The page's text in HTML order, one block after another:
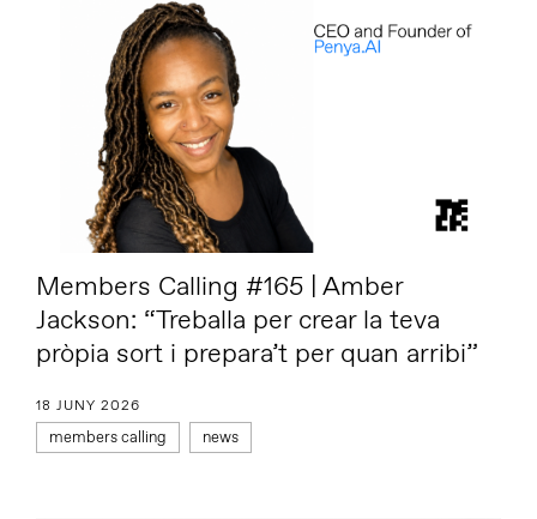
Members Calling #165 | Amber
Jackson: “Treballa per crear la teva
pròpia sort i prepara’t per quan arribi”
18 JUNY 2026
members calling news